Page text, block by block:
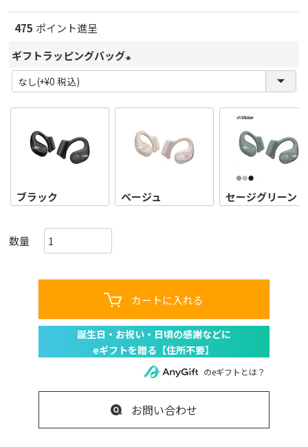
475 ポイント進呈
ギフトラッピングバッグ
必
須
ブラック ベージュ セージグリーン
カートに入れる
のeギフトとは？
お問い合わせ